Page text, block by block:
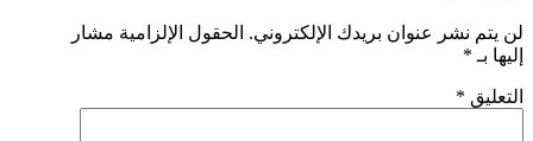
لن يتم نشر عنوان بريدك الإلكتروني. الحقول الإلزامية مشار
إليها بـ *
التعليق *